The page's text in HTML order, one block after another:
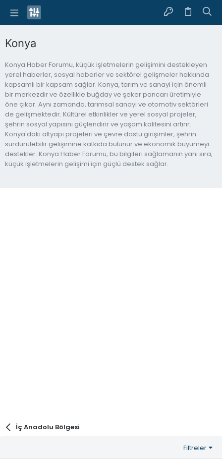
Konya
Konya Haber Forumu, küçük işletmelerin gelişimini destekleyen
yerel haberler, sosyal haberler ve sektörel gelişmeler hakkında
kapsamlı bir kapsam sağlar. Konya, tarım ve sanayi için önemli
bir merkezdir ve özellikle buğday ve şeker pancarı üretimiyle
öne çıkar. Aynı zamanda, tarımsal sanayi ve otomotiv sektörleri
de gelişmektedir. Kültürel etkinlikler ve yerel sosyal projeler,
şehrin sosyal yapısını güçlendirir ve yaşam kalitesini artırır.
Konya'daki altyapı projeleri ve çevre dostu girişimler, şehrin
sürdürülebilir gelişimine katkıda bulunur ve ekonomik büyümeyi
destekler. Konya Haber Forumu, bu bilgileri sağlamanın yanı sıra,
küçük işletmelerin gelişimi için güçlü destek sağlar.
İç Anadolu Bölgesi
Filtreler